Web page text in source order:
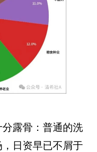
露骨：普通的洗
日资早已不屑于